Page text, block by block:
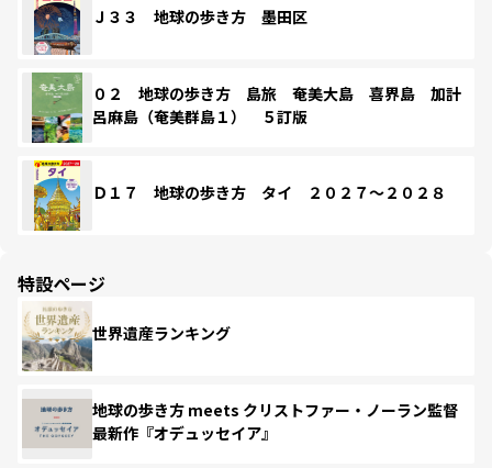
Ｊ３３ 地球の歩き方 墨田区
０２ 地球の歩き方 島旅 奄美大島 喜界島 加計
呂麻島（奄美群島１） ５訂版
Ｄ１７ 地球の歩き方 タイ ２０２７～２０２８
特設ページ
世界遺産ランキング
地球の歩き方 meets クリストファー・ノーラン監督
最新作『オデュッセイア』